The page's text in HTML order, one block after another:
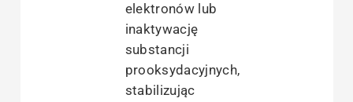
elektronów lub
inaktywację
substancji
prooksydacyjnych,
stabilizując